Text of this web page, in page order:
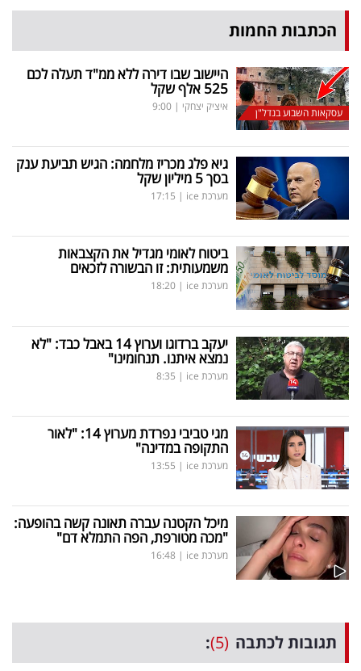
הכתבות החמות
עסקאות השבוע בנדל"ן
היישוב שבו דירה ללא ממ"ד תעלה לכם
525 אלף שקל
איציק יצחקי |
9:00
גיא פלג מכריז מלחמה: הגיש תביעת ענק
בסך 5 מיליון שקל
מערכת ice |
17:15
ביטוח לאומי מגדיל את הקצבאות
משמעותית: זו הבשורה לזכאים
מערכת ice |
18:20
יעקב ברדוגו וערוץ 14 באבל כבד: "לא
נמצא איתנו. תנחומינו"
מערכת ice |
8:35
מגי טביבי נפרדת מערוץ 14: "לאור
התקופה במדינה"
מערכת ice |
13:55
מיכל הקטנה עברה תאונה קשה בהופעה:
"מכה מטורפת, הפה התמלא דם"
מערכת ice |
16:48
תגובות לכתבה (5)
: